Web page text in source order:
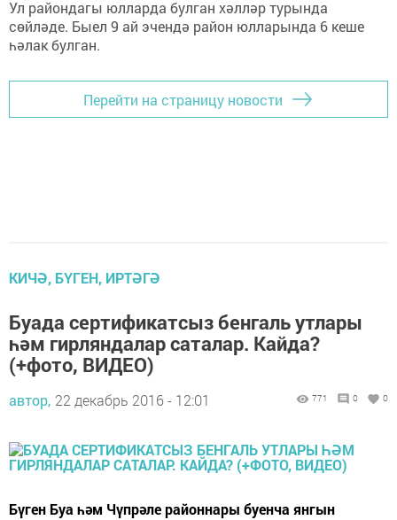
Ул райондагы юлларда булган хәлләр турында
сөйләде. Быел 9 ай эчендә район юлларында 6 кеше
һәлак булган.
Перейти на страницу новости
КИЧӘ, БҮГЕН, ИРТӘГӘ
Буада сертификатсыз бенгаль утлары
һәм гирляндалар саталар. Кайда?
(+фото, ВИДЕО)
автор, 22 декабрь 2016 - 12:01 771 0 0
Бүген Буа һәм Чүпрәле районнары буенча янгын